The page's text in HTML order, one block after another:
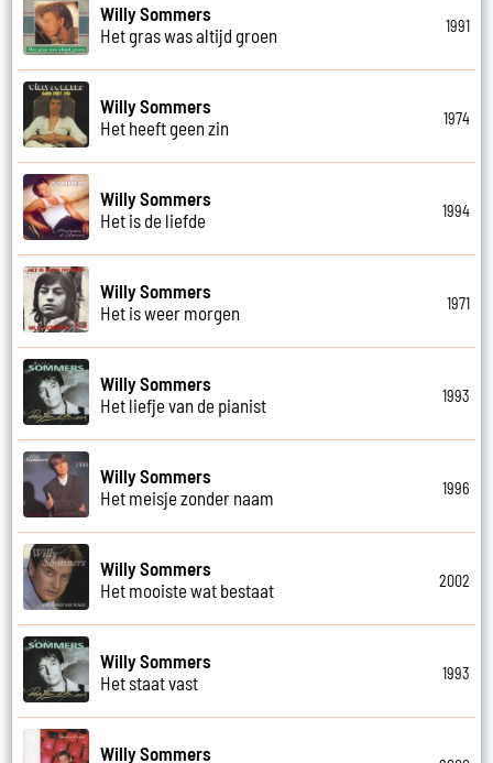
Willy Sommers
Het gras was altijd groen
1991
Willy Sommers
Het heeft geen zin
1974
Willy Sommers
Het is de liefde
1994
Willy Sommers
Het is weer morgen
1971
Willy Sommers
Het liefje van de pianist
1993
Willy Sommers
Het meisje zonder naam
1996
Willy Sommers
Het mooiste wat bestaat
2002
Willy Sommers
Het staat vast
1993
Willy Sommers